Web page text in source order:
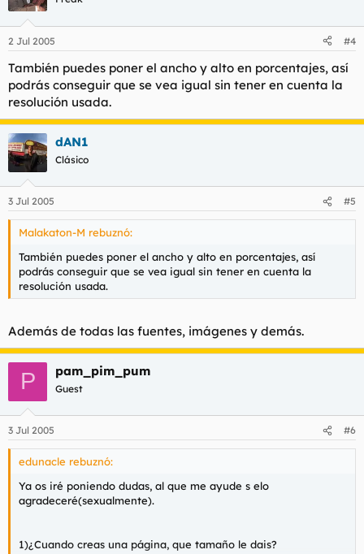
2 Jul 2005 #4
También puedes poner el ancho y alto en porcentajes, así
podrás conseguir que se vea igual sin tener en cuenta la
resolución usada.
dAN1
Clásico
3 Jul 2005 #5
Malakaton-M rebuznó:
También puedes poner el ancho y alto en porcentajes, así
podrás conseguir que se vea igual sin tener en cuenta la
resolución usada.
Además de todas las fuentes, imágenes y demás.
P pam_pim_pum
Guest
3 Jul 2005 #6
edunacle rebuznó:
Ya os iré poniendo dudas, al que me ayude s elo
agradeceré(sexualmente).
1)¿Cuando creas una página, que tamaño le dais?